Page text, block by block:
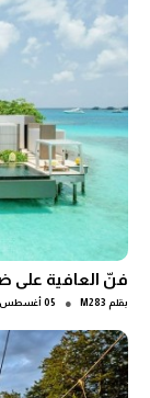
فنّ العافية على
بقلم M283
● 05 أغسطس 2026